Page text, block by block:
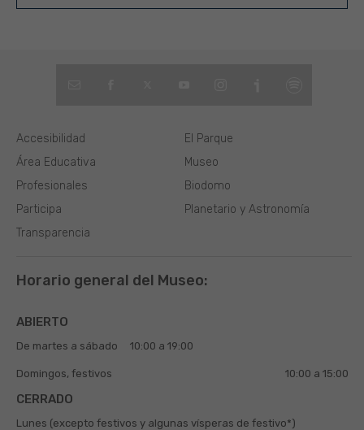
El Parque
Museo
Biodomo
Planetario y Astronomía
Área Educativa
Profesionales
Participa
Transparencia
Accesibilidad
Horario general del Museo:
ABIERTO
De martes a sábado 10:00 a 19:00
Domingos, festivos 10:00 a 15:00
CERRADO
Lunes (excepto festivos y algunas vísperas de festivo*)